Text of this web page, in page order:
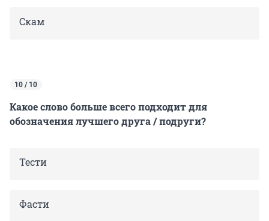
Скам
10 / 10
Какое слово больше всего подходит для
обозначения лучшего друга / подруги?
Тести
Фасти